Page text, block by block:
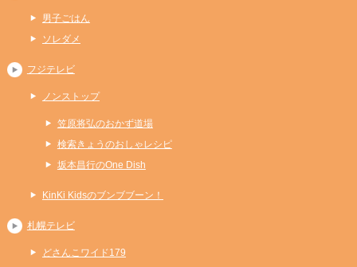
男子ごはん
ソレダメ
フジテレビ
ノンストップ
笠原将弘のおかず道場
検索きょうのおしゃレシピ
坂本昌行のOne Dish
KinKi Kidsのブンブブーン！
札幌テレビ
どさんこワイド179